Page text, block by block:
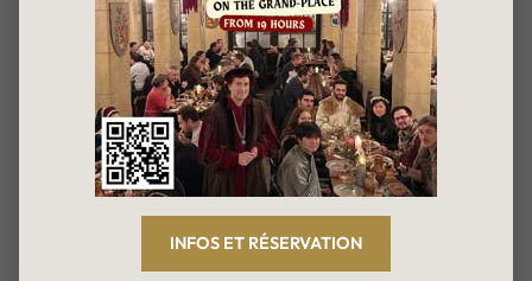
anticiper un besoin,
glisser un conseil ou
apporter la touche
d’attention qui fait la
différence. C’est aussi lui
qui prend les rênes
lorsqu’il s’agit d’organiser
les groupes, banquets et
événements privés,
INFOS ET RÉSERVATION